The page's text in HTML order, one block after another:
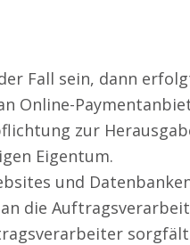
Fall sein, dann
Online-
zur
Eigentum.
und
die